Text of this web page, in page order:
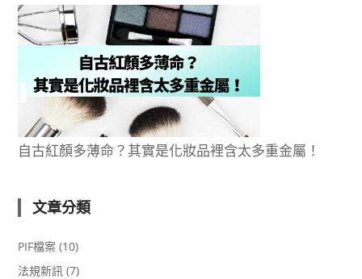
自古紅顏多薄命？其實是化妝品裡含太多重金屬！
文章分類
PIF檔案 (10)
法規新訊 (7)